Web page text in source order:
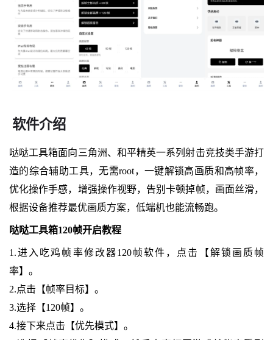
软件介绍
哒哒工具箱面向三角洲、和平精英一系列射击竞技类手游打
造的综合辅助工具，无需root，一键解锁高画质和高帧率，
优化操作手感，增强操作视野，告别卡顿掉帧，画面丝滑，
根据设备推荐最优画质方案，低端机也能流畅跑。
哒哒工具箱120帧开启教程
1.进入吃鸡帧率修改器120帧软件，点击【解锁画质帧
率】。
2.点击【帧率目标】。
3.选择【120帧】。
4.接下来点击【优先模式】。